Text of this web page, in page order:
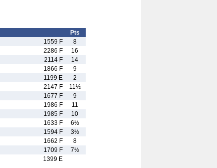
Pts
1559 F
8
2286 F
16
2114 F
14
1866 F
9
1199 E
2
2147 F
11½
1677 F
9
1986 F
11
1985 F
10
1633 F
6½
1594 F
3½
1662 F
8
1709 F
7½
1399 E